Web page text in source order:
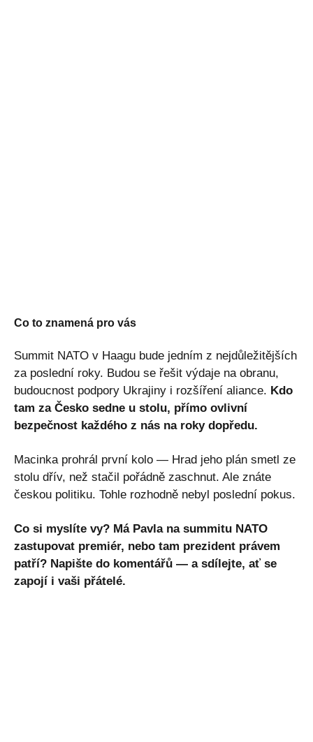
Co to znamená pro vás
Summit NATO v Haagu bude jedním z nejdůležitějších
za poslední roky. Budou se řešit výdaje na obranu,
budoucnost podpory Ukrajiny i rozšíření aliance. Kdo
tam za Česko sedne u stolu, přímo ovlivní
bezpečnost každého z nás na roky dopředu.
Macinka prohrál první kolo — Hrad jeho plán smetl ze
stolu dřív, než stačil pořádně zaschnut. Ale znáte
českou politiku. Tohle rozhodně nebyl poslední pokus.
Co si myslíte vy? Má Pavla na summitu NATO
zastupovat premiér, nebo tam prezident právem
patří? Napište do komentářů — a sdílejte, ať se
zapojí i vaši přátelé.